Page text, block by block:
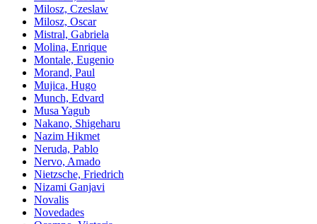
Milosz, Czeslaw
Milosz, Oscar
Mistral, Gabriela
Molina, Enrique
Montale, Eugenio
Morand, Paul
Mujica, Hugo
Munch, Edvard
Musa Yagub
Nakano, Shigeharu
Nazim Hikmet
Neruda, Pablo
Nervo, Amado
Nietzsche, Friedrich
Nizami Ganjavi
Novalis
Novedades